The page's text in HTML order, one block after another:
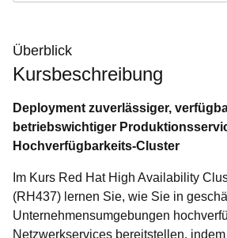
Überblick
Kursbeschreibung
Deployment zuverlässiger,
betriebswichtiger
Hochverfügbarkeits-Cluster
Im Kurs Red Hat High Availability
(RH437) lernen Sie, wie Sie in
Unternehmensumgebungen
Netzwerkservices bereitstellen,